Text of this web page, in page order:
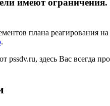
плана реагирования
.
pssdv.ru, здесь Вас всегда